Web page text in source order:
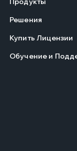
Решения
Купить Лицензии
Обучение и